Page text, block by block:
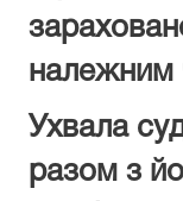
належним
Ухвала
разом з